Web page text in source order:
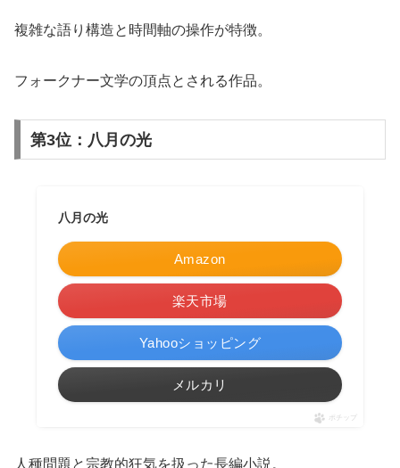
複雑な語り構造と時間軸の操作が特徴。
フォークナー文学の頂点とされる作品。
第3位：八月の光
八月の光
Amazon
楽天市場
Yahooショッピング
メルカリ
ポチップ
人種問題と宗教的狂気を扱った長編小説。